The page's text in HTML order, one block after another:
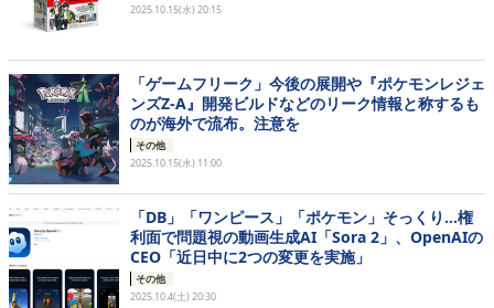
2025.10.15(水) 20:15
「ゲームフリーク」今後の展開や『ポケモンレジェ
ンズZ-A』開発ビルドなどのリーク情報と称するも
のが海外で流布。注意を
その他
2025.10.15(水) 11:00
「DB」「ワンピース」「ポケモン」そっくり…権
利面で問題視の動画生成AI「Sora 2」、OpenAIの
CEO「近日中に2つの変更を実施」
その他
2025.10.4(土) 20:30